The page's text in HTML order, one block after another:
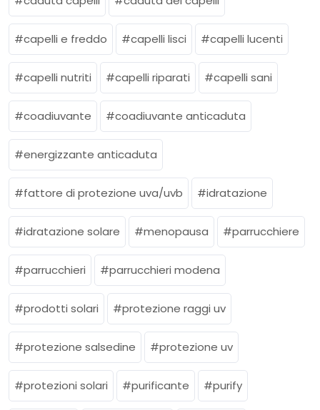
capelli e freddo capelli lisci capelli lucenti
capelli nutriti capelli riparati capelli sani
coadiuvante coadiuvante anticaduta
energizzante anticaduta
fattore di protezione uva/uvb idratazione
idratazione solare menopausa parrucchiere
parrucchieri parrucchieri modena
prodotti solari protezione raggi uv
protezione salsedine protezione uv
protezioni solari purificante purify